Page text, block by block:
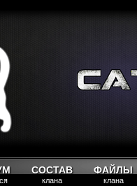
СОСТАВ
клана
ФАЙЛЫ
клана